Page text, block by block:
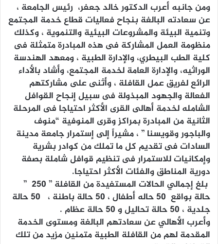
ومن جانبه أعرب الدكتور خالد جعفر، رئيس الجامعة ،
عن سعادته البالغة بنجاح فعاليات قطاع خدمة المجتمع
وتنمية البيئة والمشروعات البيئية والتنموية ، وكذلك
منظومة العمل المشاركة فى هذه المبادرة متمثلة فى
كلية الطب البيطري، والإدارة الطبية ، ومعهد الهندسة
الوراثيه، والإدارة العامة لخدمة المجتمع، وأشاد بالأداء
الرائع لفريق عمل القافلة ، وأثنى على مشاركتهم
الفعالة والجهود المبذولة فى سبيل إنجاح القوافل
الشامله لخدمة أهالى القرى الأكثر احتياجا فى المرحلة
الثانية من المبادرة بمراكز وقرى المنوفية “منوف
والباجور وقويسنا ” ، مشيراً إلى إستمرار جامعة مدينة
السادات فى تقديم كل ما تملك من كوادر بشرية
وإمكانيات للاستمرار فى تنظيم قوافل شاملة بصفة
دورية المناطق والفئات الأكثر احتياجا.
بلغ إجمالي الحالات المستفيدة من القافلة ” ٢٥٠ ”
حالة بواقع ٥٠ حاله أطفال ، ٥٠ حالة باطنة ، ٥٠ حالة
جلدية ، ٥٠ حالة تحاليل و ٥٠ حالة عظام .
وأعرب الأهالي عن سعادتهم البالغة ومستوى الخدمة
المقدمة لهم من القافلة الطبية متمنين مزيد من تلك